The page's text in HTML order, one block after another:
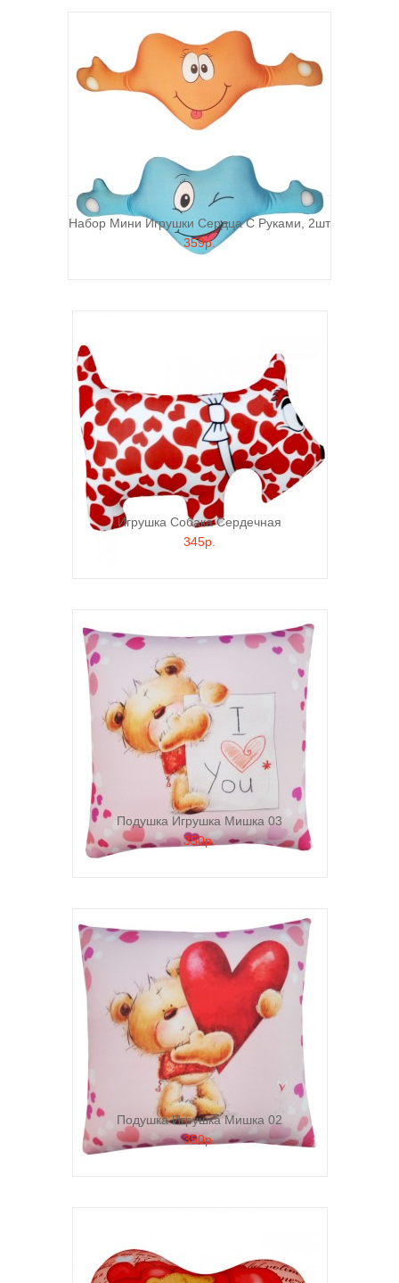
Набор Мини Игрушки Сердца С Руками, 2шт
359р.
Игрушка Собака Сердечная
345р.
Подушка Игрушка Мишка 03
350р.
Подушка Игрушка Мишка 02
350р.